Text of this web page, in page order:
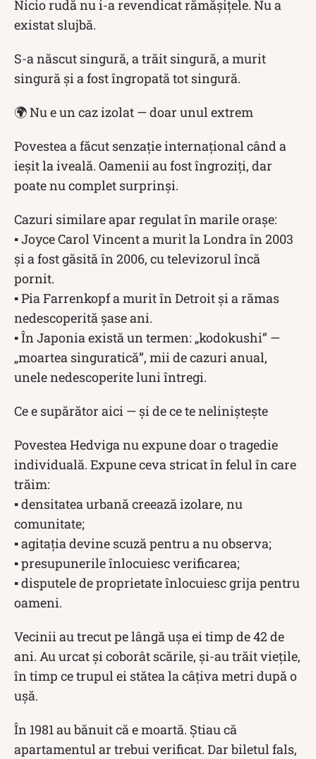
Nicio rudă nu i-a revendicat rămășițele. Nu a
existat slujbă.
S-a născut singură, a trăit singură, a murit
singură și a fost îngropată tot singură.
🌍 Nu e un caz izolat — doar unul extrem
Povestea a făcut senzație internațional când a
ieșit la iveală. Oamenii au fost îngroziți, dar
poate nu complet surprinși.
Cazuri similare apar regulat în marile orașe:
▪ Joyce Carol Vincent a murit la Londra în 2003
și a fost găsită în 2006, cu televizorul încă
pornit.
▪ Pia Farrenkopf a murit în Detroit și a rămas
nedescoperită șase ani.
▪ În Japonia există un termen: „kodokushi” —
„moartea singuratică”, mii de cazuri anual,
unele nedescoperite luni întregi.
Ce e supărător aici — și de ce te neliniștește
Povestea Hedviga nu expune doar o tragedie
individuală. Expune ceva stricat în felul în care
trăim:
▪ densitatea urbană creează izolare, nu
comunitate;
▪ agitația devine scuză pentru a nu observa;
▪ presupunerile înlocuiesc verificarea;
▪ disputele de proprietate înlocuiesc grija pentru
oameni.
Vecinii au trecut pe lângă ușa ei timp de 42 de
ani. Au urcat și coborât scările, și-au trăit viețile,
în timp ce trupul ei stătea la câțiva metri după o
ușă.
În 1981 au bănuit că e moartă. Știau că
apartamentul ar trebui verificat. Dar biletul fals,